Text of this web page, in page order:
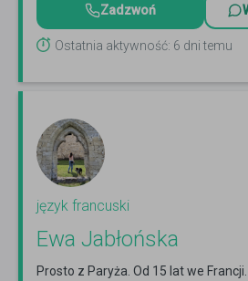
Zadzwoń
Ostatnia aktywność: 6 dni temu
język francuski
Ewa Jabłońska
Prosto z Paryża. Od 15 lat we